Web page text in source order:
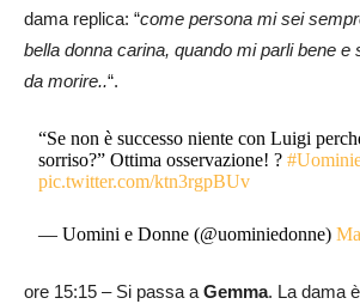
dama replica: “come persona mi sei
bella donna carina, quando mi parli bene e
da morire..“.
“Se non è successo niente con Luigi
sorriso?” Ottima osservazione! ?
pic.twitter.com/ktn3rgpBUv
— Uomini e Donne (@uominiedonne)
ore 15:15 – Si passa aGemma. La dama